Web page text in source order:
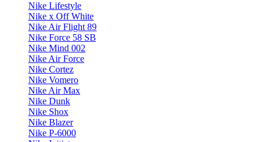
Nike Lifestyle
Nike x Off White
Nike Air Flight 89
Nike Force 58 SB
Nike Mind 002
Nike Air Force
Nike Cortez
Nike Vomero
Nike Air Max
Nike Dunk
Nike Shox
Nike Blazer
Nike P-6000